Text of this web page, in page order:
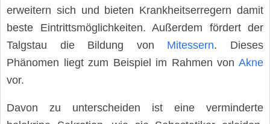
erweitern sich und bieten Krankheitserregern damit
beste Eintrittsmöglichkeiten. Außerdem fördert der
Talgstau die Bildung von Mitessern. Dieses
Phänomen liegt zum Beispiel im Rahmen von Akne
vor.
Davon zu unterscheiden ist eine verminderte